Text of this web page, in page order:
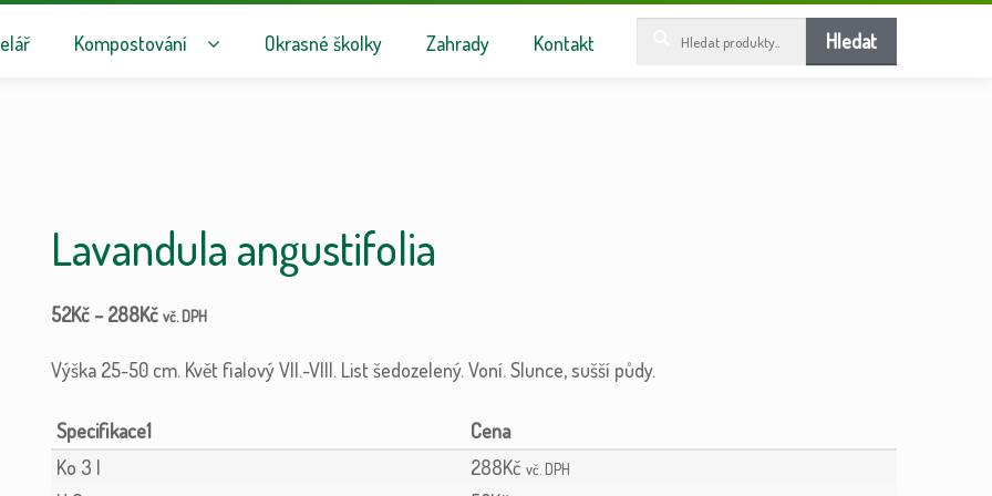
webu
Hledat
Kompostování Okrasné školky Zahrady Kontakt
Lavandula angustifolia
52Kč–288Kč vč. DPH
Výška 25-50 cm. Květ fialový VII.-VIII. List šedozelený. Voní. Slunce, sušší půdy.
Specifikace1
Ko 3 l
288Kč vč. DPH